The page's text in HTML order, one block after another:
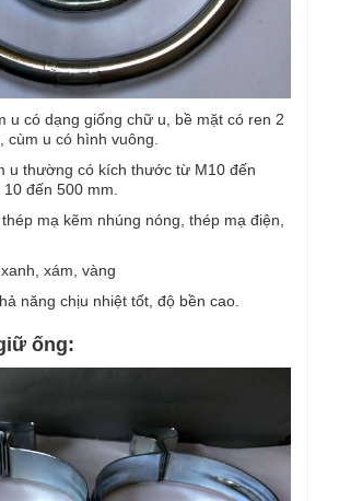
u có dạng giống chữ u, bề mặt có ren 2
cùm u có hình vuông.
u thường có kích thước từ M10 đến
đến 500 mm.
mạ kẽm nhúng nóng, thép mạ điện,
xám, vàng
năng chịu nhiệt tốt, độ bền cao.
ống: